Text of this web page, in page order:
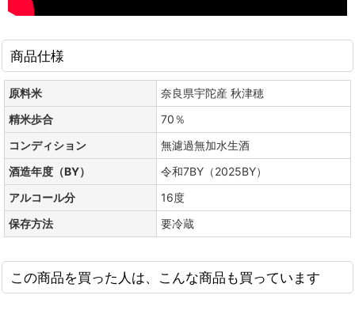
商品仕様
原料米
奈良県宇陀産 秋津穂
精米歩合
70％
コンディション
無濾過無加水生酒
酒造年度（BY）
令和7BY（2025BY）
アルコール分
16度
保存方法
要冷蔵
この商品を買った人は、こんな商品も買っています